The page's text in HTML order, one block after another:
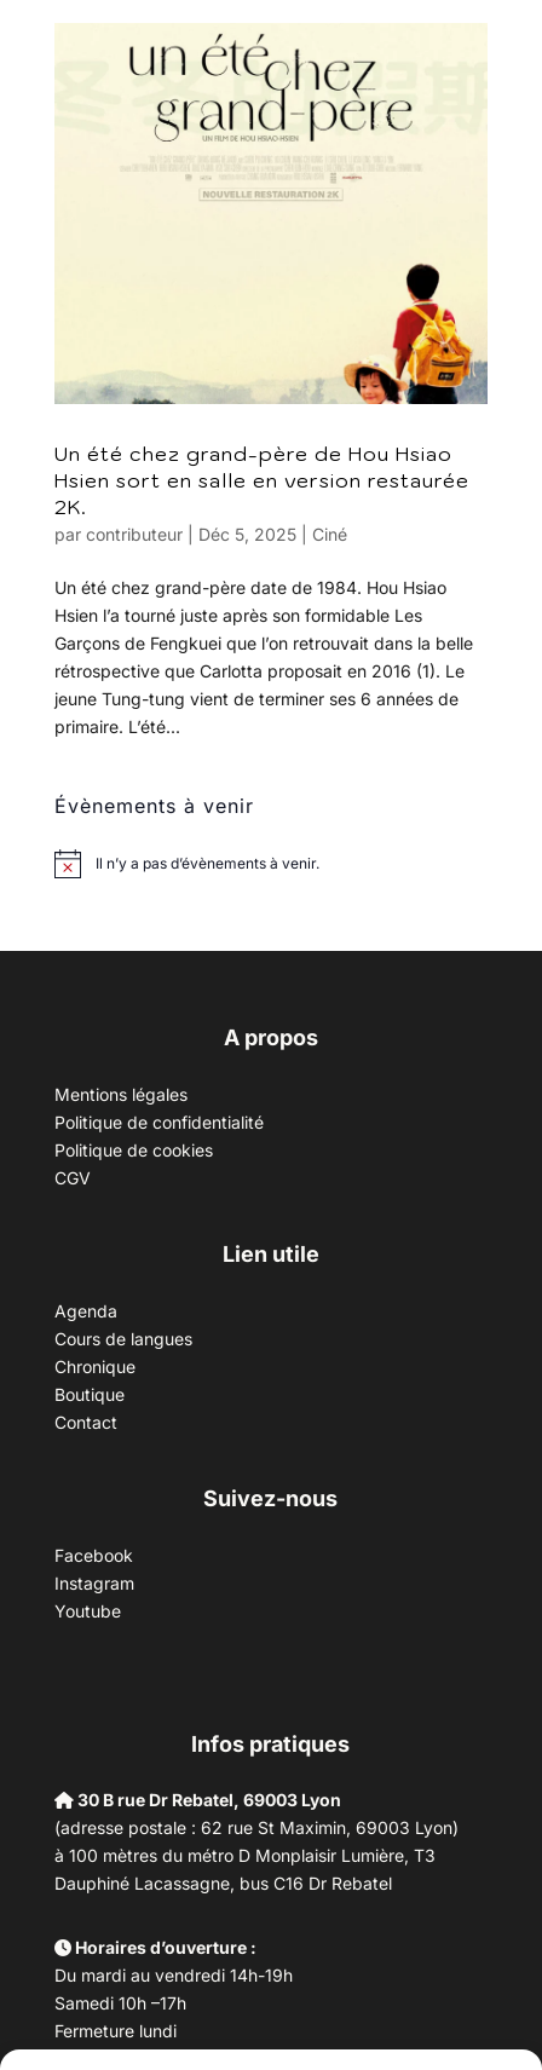
Un été chez grand-père de Hou Hsiao
Hsien sort en salle en version restaurée
2K.
par contributeur| Déc 5, 2025| Ciné
Un été chez grand-père date de 1984. Hou Hsiao
Hsien l’a tourné juste après son formidable Les
Garçons de Fengkuei que l’on retrouvait dans la belle
rétrospective que Carlotta proposait en 2016 (1). Le
jeune Tung-tung vient de terminer ses 6 années de
primaire. L’été...
Évènements à venir
Il n’y a pas d’évènements à venir.
A propos
Mentions légales
Politique de confidentialité
Politique de cookies
CGV
Lien utile
Agenda
Cours de langues
Chronique
Boutique
Contact
Suivez-nous
Facebook
Instagram
Youtube
Infos pratiques
30 B rue Dr Rebatel, 69003 Lyon
(adresse postale : 62 rue St Maximin, 69003 Lyon)
à 100 mètres du métro D Monplaisir Lumière, T3
Dauphiné Lacassagne, bus C16 Dr Rebatel
Horaires d’ouverture :
Du mardi au vendredi 14h-19h
Samedi 10h –17h
Fermeture lundi